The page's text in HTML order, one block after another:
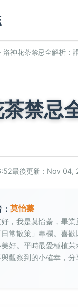
洛神花茶禁忌全解析：
禁忌
最後更新：Nov 04,
莫怡蓁
好，我是莫怡蓁，畢
常散策」專欄。喜
美好。平時最愛種植
觀察到的小確幸，